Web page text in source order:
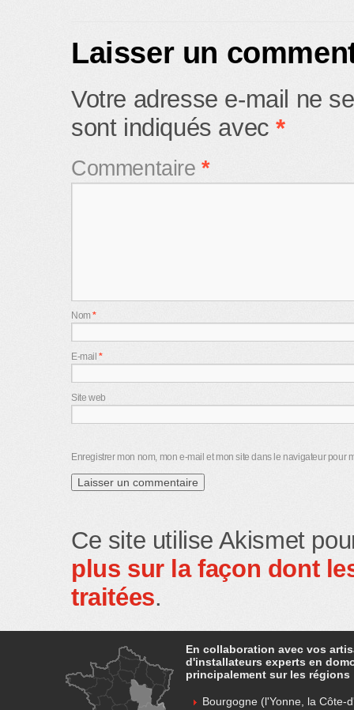
Laisser un
Votre adresse e-mail ne
sont indiqués avec*
Commentaire*
Nom*
E-mail*
Site web
Enregistrer mon nom, mon e-mail et mon site dans le navigateur pour
Ce site utilise Akismet
plus sur la façon dont
traitées.
En collaboration avec vos
d'installateurs experts en
principalement sur les régions
Bourgogne (l'Yonne, la Côte-